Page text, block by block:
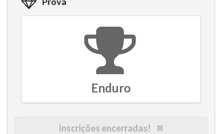
Enduro
Inscrições encerradas!